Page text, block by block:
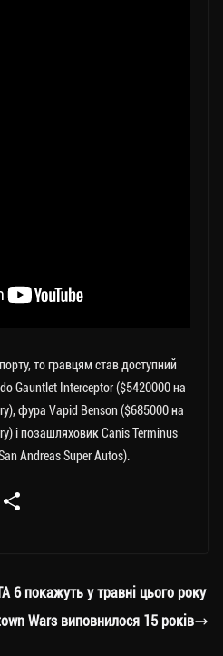
то гравцям став доступний
Gauntlet Interceptor ($5420000 на
фура Vapid Benson ($685000 на
і позашляховик Canis Terminus
Andreas Super Autos).
C
ли
ти
6 покажуть у травні цього року
Wars виповнилося 15 років